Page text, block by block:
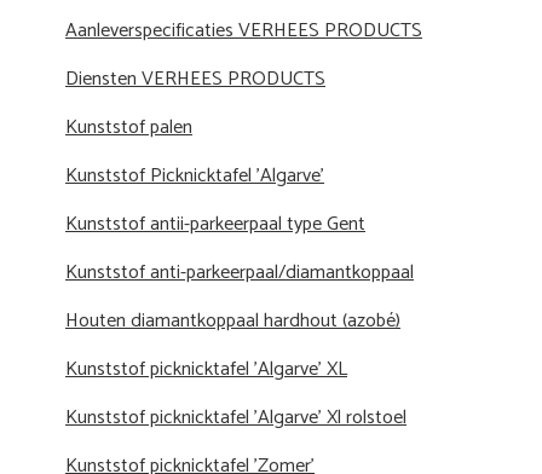
Aanleverspecificaties VERHEES PRODUCTS
Diensten VERHEES PRODUCTS
Kunststof palen
Kunststof Picknicktafel 'Algarve'
Kunststof antii-parkeerpaal type Gent
Kunststof anti-parkeerpaal/diamantkoppaal
Houten diamantkoppaal hardhout (azobé)
Kunststof picknicktafel 'Algarve' XL
Kunststof picknicktafel 'Algarve' Xl rolstoel
Kunststof picknicktafel 'Zomer'